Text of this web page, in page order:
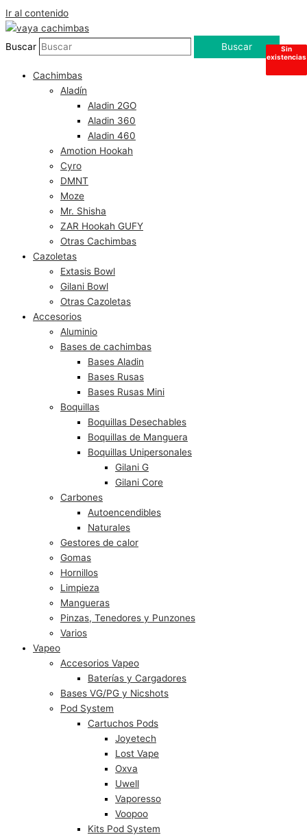
Ir al contenido
Buscar Buscar
Cachimbas
Aladín
Aladin 2GO
Aladin 360
Aladin 460
Amotion Hookah
Cyro
DMNT
Moze
Mr. Shisha
ZAR Hookah GUFY
Otras Cachimbas
Cazoletas
Extasis Bowl
Gilani Bowl
Otras Cazoletas
Accesorios
Aluminio
Bases de cachimbas
Bases Aladin
Bases Rusas
Bases Rusas Mini
Boquillas
Boquillas Desechables
Boquillas de Manguera
Boquillas Unipersonales
Gilani G
Gilani Core
Carbones
Autoencendibles
Naturales
Gestores de calor
Gomas
Hornillos
Limpieza
Mangueras
Pinzas, Tenedores y Punzones
Varios
Vapeo
Accesorios Vapeo
Baterías y Cargadores
Bases VG/PG y Nicshots
Pod System
Cartuchos Pods
Joyetech
Lost Vape
Oxva
Uwell
Vaporesso
Voopoo
Kits Pod System
Sin
existencias
Sin
existencias
Sin
existencias
Sin
existencias